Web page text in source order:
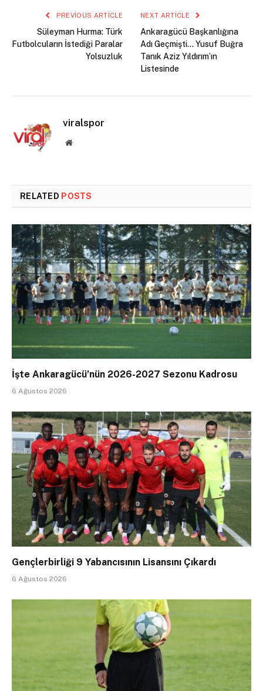
PREVIOUS ARTICLE
Süleyman Hurma: Türk
Futbolcuların İstediği Paralar
Yolsuzluk
NEXT ARTICLE
Ankaragücü Başkanlığına
Adı Geçmişti… Yusuf Buğra
Tanık Aziz Yıldırım’ın
Listesinde
viralspor
Website
RELATED POSTS
İşte Ankaragücü’nün 2026-2027 Sezonu Kadrosu
6 Ağustos 2026
Gençlerbirliği 9 Yabancısının Lisansını Çıkardı
6 Ağustos 2026